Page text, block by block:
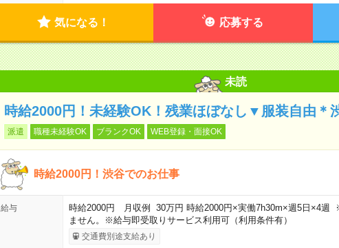
気になる！ 応募する
未読
時給2000円！未経験OK！残業ほぼなし▼服装自由＊
派遣 職種未経験OK ブランクOK WEB登録・面接OK
時給2000円！渋谷でのお仕事
給与
時給2000円 月収例 30万円 時給2000円×実働7h30m×週5日×4週
ません。※給与即受取りサービス利用可（利用条件有）
交通費別途支給あり